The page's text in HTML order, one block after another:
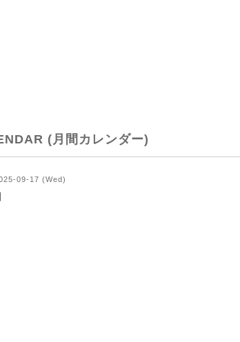
(月間カレンダー)
09-17 (Wed)